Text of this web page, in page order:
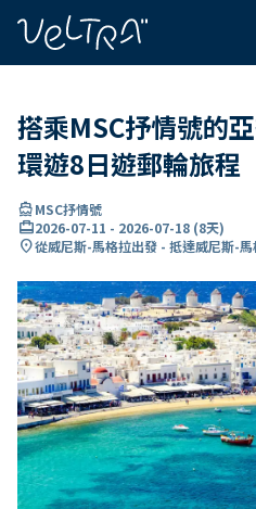
搭乘MSC抒情號的
環遊8日遊郵輪旅程
directions_boatMSC抒情號
card_travel2026-07-11 - 2026-07-18 (8天)
location_on從威尼斯-馬格拉出發 - 抵達威尼斯-馬